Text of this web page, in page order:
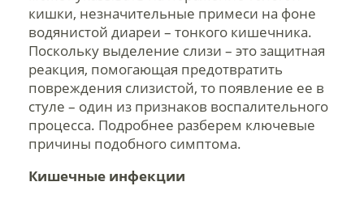
кишки, незначительные примеси на фоне
водянистой диареи – тонкого кишечника.
Поскольку выделение слизи – это защитная
реакция, помогающая предотвратить
повреждения слизистой, то появление ее в
стуле – один из признаков воспалительного
процесса. Подробнее разберем ключевые
причины подобного симптома.
Кишечные инфекции